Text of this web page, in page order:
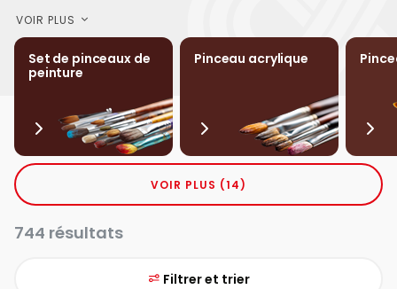
VOIR PLUS
Set de pinceaux de
peinture
Pinceau acrylique
VOIR PLUS (14)
744 résultats
Filtrer et trier